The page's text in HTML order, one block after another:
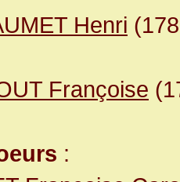
Henri
Françoise
: